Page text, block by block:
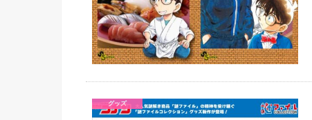
グッズ